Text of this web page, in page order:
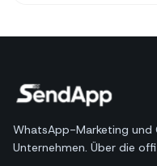
WhatsApp-Marketing und
Unternehmen. Über die